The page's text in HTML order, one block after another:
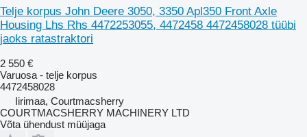
Telje korpus John Deere 3050, 3350 Apl350 Front Axle
Housing Lhs Rhs 4472253055, 4472458 4472458028 tüübi
jaoks ratastraktori
2 550 €
Varuosa - telje korpus
4472458028
Iirimaa, Courtmacsherry
COURTMACSHERRY MACHINERY LTD
Võta ühendust müüjaga